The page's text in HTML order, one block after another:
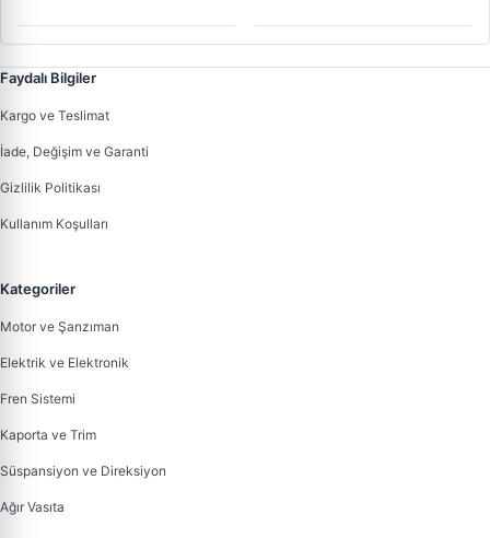
Faydalı Bilgiler
Kargo ve Teslimat
İade, Değişim ve Garanti
Gizlilik Politikası
Kullanım Koşulları
Kategoriler
Motor ve Şanzıman
Elektrik ve Elektronik
Fren Sistemi
Kaporta ve Trim
Süspansiyon ve Direksiyon
Ağır Vasıta